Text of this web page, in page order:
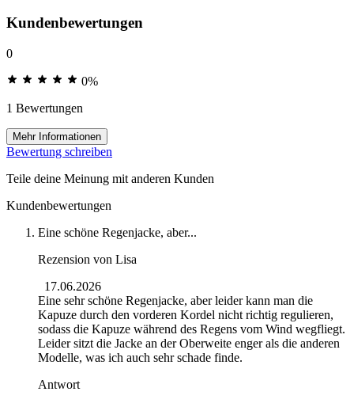
Kundenbewertungen
0
0%
1 Bewertungen
Mehr Informationen
Bewertung schreiben
Teile deine Meinung mit anderen Kunden
Kundenbewertungen
Eine schöne Regenjacke, aber...
Rezension von Lisa
17.06.2026
Eine sehr schöne Regenjacke, aber leider kann man die
Kapuze durch den vorderen Kordel nicht richtig regulieren,
sodass die Kapuze während des Regens vom Wind wegfliegt.
Leider sitzt die Jacke an der Oberweite enger als die anderen
Modelle, was ich auch sehr schade finde.
Antwort